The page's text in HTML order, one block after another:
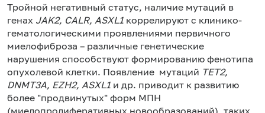
Тройной негативный статус, наличие мутаций в
генах JAK2, CALR, ASXL1 коррелируют с клинико-
гематологическими проявлениями первичного
миелофиброза – различные генетические
нарушения способствуют формированию фенотипа
опухолевой клетки. Появление мутаций TET2,
DNMT3A, EZH2, ASXL1 и др. приводит к развитию
более "продвинутых" форм МПН
(миелопролиферативных новообразований), таких